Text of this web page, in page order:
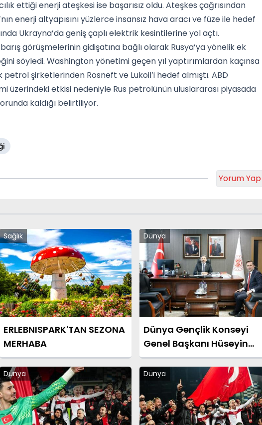
ettiği enerji ateşkesi ise başarısız oldu. Ateşkes çağrısından
enerji altyapısını yüzlerce insansız hava aracı ve füze ile hedef
Ukrayna’da geniş çaplı elektrik kesintilerine yol açtı.
görüşmelerinin gidişatına bağlı olarak Rusya’ya yönelik ek
söyledi. Washington yönetimi geçen yıl yaptırımlardan kaçınsa
petrol şirketlerinden Rosneft ve Lukoil’i hedef almıştı. ABD
üzerindeki etkisi nedeniyle Rus petrolünün uluslararası piyasada
kaldığı belirtiliyor.
Yorum Yap
Sağlık
ERLEBNISPARK'TAN SEZONA
MERHABA
Dünya
Dünya Gençlik Konseyi
Genel Başkanı Hüseyin
Celep’ten Bakan
Yardımcısı Ahmet Aydın’a
Dünya Dünya